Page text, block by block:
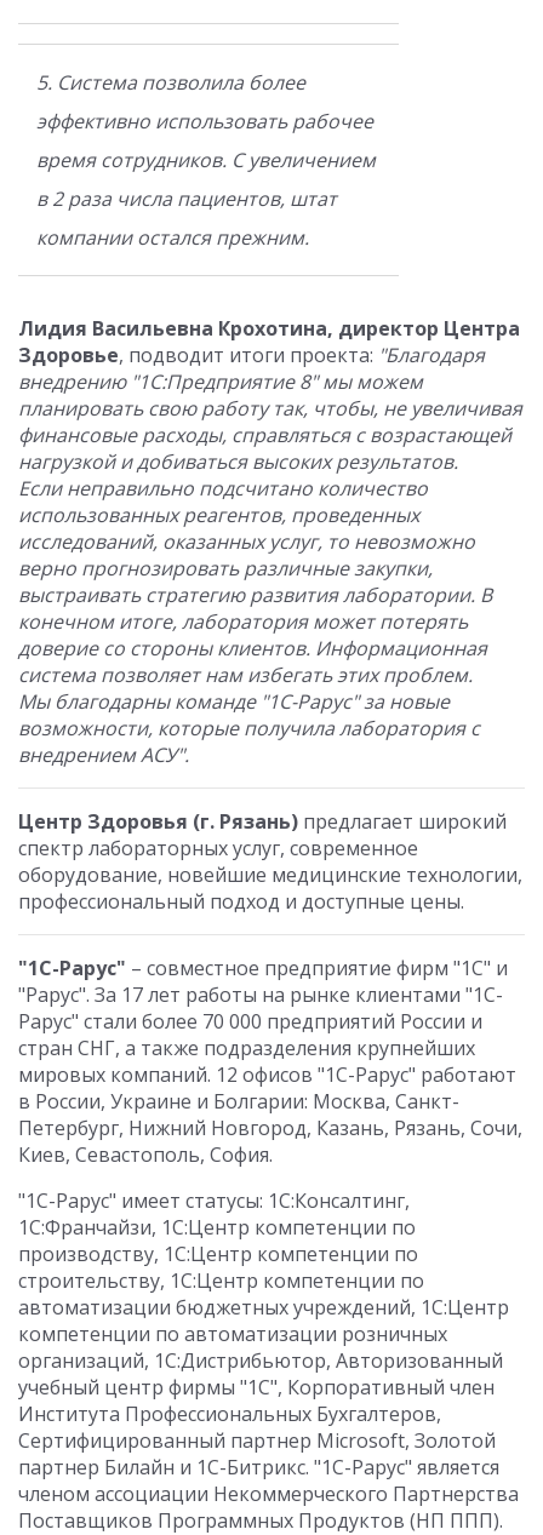
5. Система позволила более
эффективно использовать рабочее
время сотрудников. С увеличением
в 2 раза числа пациентов, штат
компании остался прежним.
Лидия Васильевна Крохотина, директор Центра
Здоровье, подводит итоги проекта: "Благодаря
внедрению "1С:Предприятие 8" мы можем
планировать свою работу так, чтобы, не увеличивая
финансовые расходы, справляться с возрастающей
нагрузкой и добиваться высоких результатов.
Если неправильно подсчитано количество
использованных реагентов, проведенных
исследований, оказанных услуг, то невозможно
верно прогнозировать различные закупки,
выстраивать стратегию развития лаборатории. В
конечном итоге, лаборатория может потерять
доверие со стороны клиентов. Информационная
система позволяет нам избегать этих проблем.
Мы благодарны команде "1С-Рарус" за новые
возможности, которые получила лаборатория с
внедрением АСУ".
Центр Здоровья (г. Рязань) предлагает широкий
спектр лабораторных услуг, современное
оборудование, новейшие медицинские технологии,
профессиональный подход и доступные цены.
"1С-Рарус" – совместное предприятие фирм "1С" и
"Рарус". За 17 лет работы на рынке клиентами "1С-
Рарус" стали более 70 000 предприятий России и
стран СНГ, а также подразделения крупнейших
мировых компаний. 12 офисов "1С-Рарус" работают
в России, Украине и Болгарии: Москва, Санкт-
Петербург, Нижний Новгород, Казань, Рязань, Сочи,
Киев, Севастополь, София.
"1С-Рарус" имеет статусы: 1С:Консалтинг,
1С:Франчайзи, 1С:Центр компетенции по
производству, 1С:Центр компетенции по
строительству, 1С:Центр компетенции по
автоматизации бюджетных учреждений, 1С:Центр
компетенции по автоматизации розничных
организаций, 1С:Дистрибьютор, Авторизованный
учебный центр фирмы "1С", Корпоративный член
Института Профессиональных Бухгалтеров,
Сертифицированный партнер Microsoft, Золотой
партнер Билайн и 1С-Битрикс. "1С-Рарус" является
членом ассоциации Некоммерческого Партнерства
Поставщиков Программных Продуктов (НП ППП).